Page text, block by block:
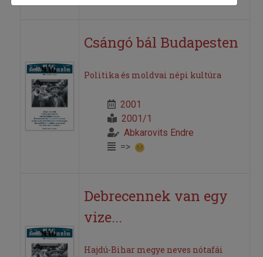
Csángó bál Budapesten
Politika és moldvai népi kultúra
2001
2001/1
Abkarovits Endre
=>
Debrecennek van egy
vize...
Hajdú-Bihar megye neves nótafái